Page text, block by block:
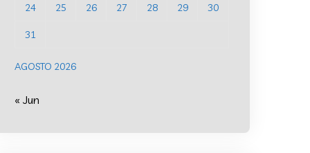
AGOSTO 2026
24 25 26 27 28 29 30
31
« Jun